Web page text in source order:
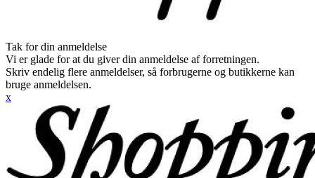
Tak for din anmeldelse
Vi er glade for at du giver din anmeldelse af forretningen.
Skriv endelig flere anmeldelser, så forbrugerne og butikkerne kan
bruge anmeldelsen.
x